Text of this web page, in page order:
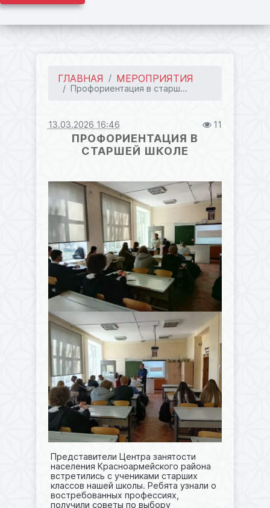
ГЛАВНАЯ МЕРОПРИЯТИЯ
Профориентация в старш...
13.03.2026 16:46 11
ПРОФОРИЕНТАЦИЯ В
СТАРШЕЙ ШКОЛЕ
Представители Центра занятости
населения Красноармейского района
встретились с учениками старших
классов нашей школы. Ребята узнали о
востребованных профессиях,
получили советы по выбору